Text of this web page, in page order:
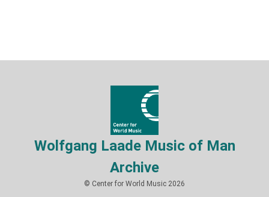
Wolfgang Laade Music of Man
Archive
© Center for World Music 2026